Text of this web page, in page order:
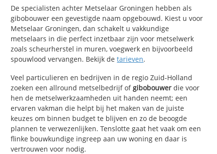
De specialisten achter Metselaar Groningen hebben als
gibobouwer een gevestigde naam opgebouwd. Kiest u voor
Metselaar Groningen, dan schakelt u vakkundige
metselaars in die perfect inzetbaar zijn voor metselwerk
zoals scheurherstel in muren, voegwerk en bijvoorbeeld
spouwlood vervangen. Bekijk detarieven.
Veel particulieren en bedrijven in de regio Zuid-Holland
zoeken een allround metselbedrijf ofgibobouwer die voor
hen de metselwerkzaamheden uit handen neemt; een
ervaren vakman die helpt bij het maken van de juiste
keuzes om binnen budget te blijven en zo de beoogde
plannen te verwezenlijken. Tenslotte gaat het vaak om een
flinke bouwkundige ingreep aan uw woning en daar is
vertrouwen voor nodig.